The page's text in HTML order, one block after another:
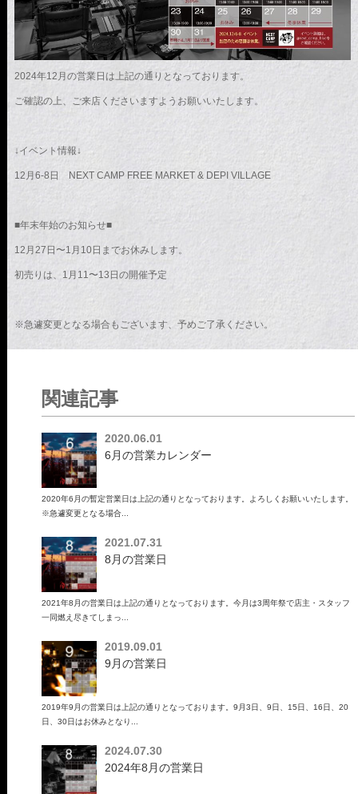
2024年12月の営業日は上記の通りとなっております。
ご確認の上、ご来店くださいますようお願いいたします。
↓イベント情報↓
12月6-8日 NEXT CAMP FREE MARKET & DEPI VILLAGE
■年末年始のお知らせ■
12月27日〜1月10日までお休みします。
初売りは、1月11〜13日の開催予定
※急遽変更となる場合もございます、予めご了承ください。
関連記事
2020.06.01
6月の営業カレンダー
2020年6月の暫定営業日は上記の通りとなっております。よろしくお願いいたします。
※急遽変更となる場合...
2021.07.31
8月の営業日
2021年8月の営業日は上記の通りとなっております。今月は3周年祭で店主・スタッフ
一同燃え尽きてしまっ...
2019.09.01
9月の営業日
2019年9月の営業日は上記の通りとなっております。9月3日、9日、15日、16日、20
日、30日はお休みとなり...
2024.07.30
2024年8月の営業日